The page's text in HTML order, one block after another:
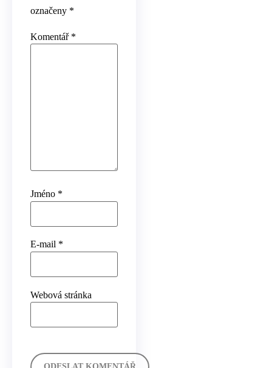
označeny *
Komentář *
Jméno *
E-mail *
Webová stránka